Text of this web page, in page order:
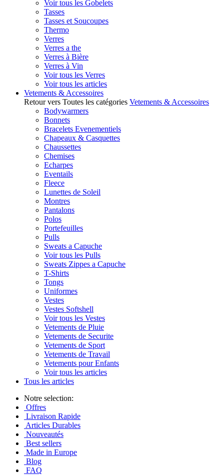
Voir tous les Gobelets
Tasses
Tasses et Soucoupes
Thermo
Verres
Verres a the
Verres à Bière
Verres à Vin
Voir tous les Verres
Voir tous les articles
Vetements & Accessoires
Retour vers Toutes les catégories Vetements & Accessoires
Bodywarmers
Bonnets
Bracelets Evenementiels
Chapeaux & Casquettes
Chaussettes
Chemises
Echarpes
Eventails
Fleece
Lunettes de Soleil
Montres
Pantalons
Polos
Portefeuilles
Pulls
Sweats a Capuche
Voir tous les Pulls
Sweats Zippes a Capuche
T-Shirts
Tongs
Uniformes
Vestes
Vestes Softshell
Voir tous les Vestes
Vetements de Pluie
Vetements de Securite
Vetements de Sport
Vetements de Travail
Vetements pour Enfants
Voir tous les articles
Tous les articles
Notre selection:
Offres
Livraison Rapide
Articles Durables
Nouveautés
Best sellers
Made in Europe
Blog
FAQ